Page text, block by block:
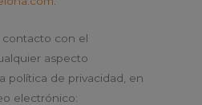
con el
aspecto
política de privacidad, en
electrónico: